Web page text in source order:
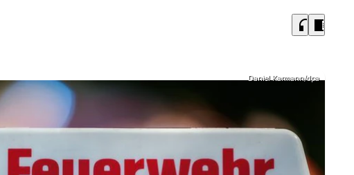
headphones chrome_reader_mode
Daniel Karmann/dpa